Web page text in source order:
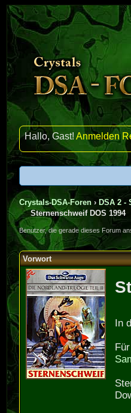
Hallo, Gast!Anmelden
Crystals-DSA-Foren › DSA 2 -
Sternenschweif DOS 1994
Benutzer, die gerade dieses Forum
Vorwort
In